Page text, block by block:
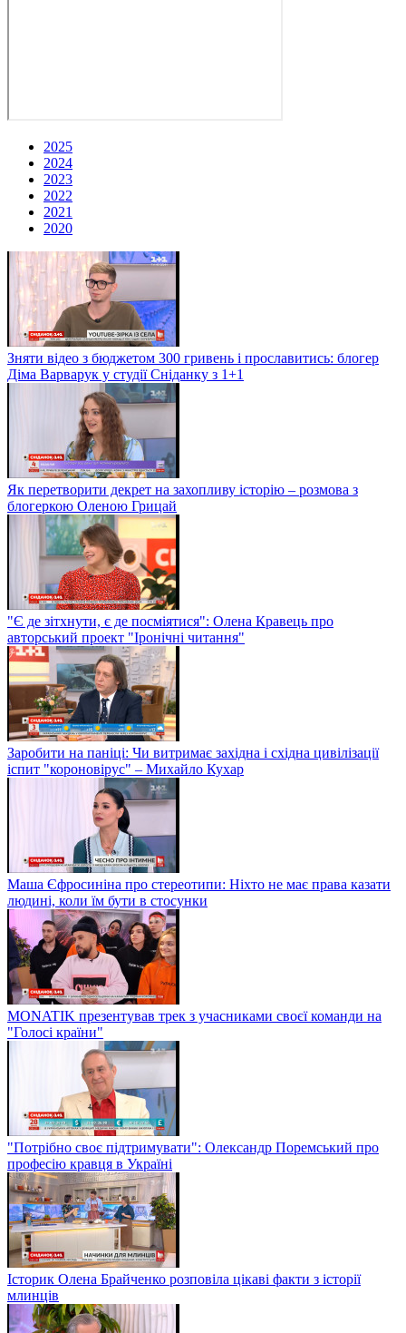
2025
2024
2023
2022
2021
2020
Зняти відео з бюджетом 300 гривень і прославитись: блогер
Діма Варварук у студії Сніданку з 1+1
Як перетворити декрет на захопливу історію – розмова з
блогеркою Оленою Грицай
"Є де зітхнути, є де посміятися": Олена Кравець про
авторський проект "Іронічні читання"
Заробити на паніці: Чи витримає західна і східна цивілізації
іспит "короновірус" – Михайло Кухар
Маша Єфросиніна про стереотипи: Ніхто не має права казати
людині, коли їм бути в стосунки
MONATIK презентував трек з учасниками своєї команди на
"Голосі країни"
"Потрібно своє підтримувати": Олександр Поремський про
професію кравця в Україні
Історик Олена Брайченко розповіла цікаві факти з історії
млинців